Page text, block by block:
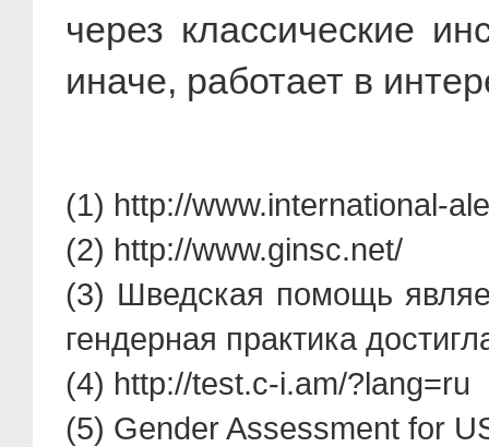
через классические
иначе, работает в
(1) http://www.international-
(2) http://www.ginsc.net/
(3) Шведская помощь
гендерная практика
(4) http://test.c-i.am/?lang=ru
(5) Gender Assessment for